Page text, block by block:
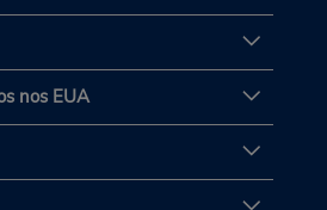
nos EUA